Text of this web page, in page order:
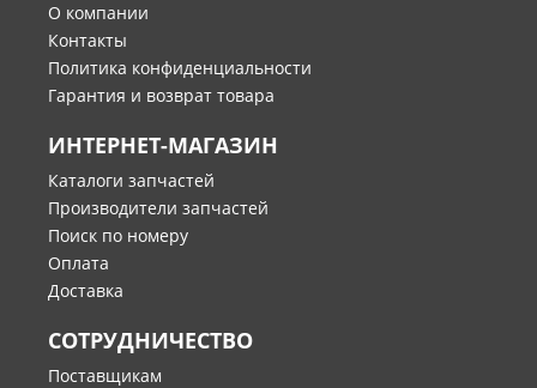
О компании
Контакты
Политика конфиденциальности
Гарантия и возврат товара
ИНТЕРНЕТ-МАГАЗИН
Каталоги запчастей
Производители запчастей
Поиск по номеру
Оплата
Доставка
СОТРУДНИЧЕСТВО
Поставщикам